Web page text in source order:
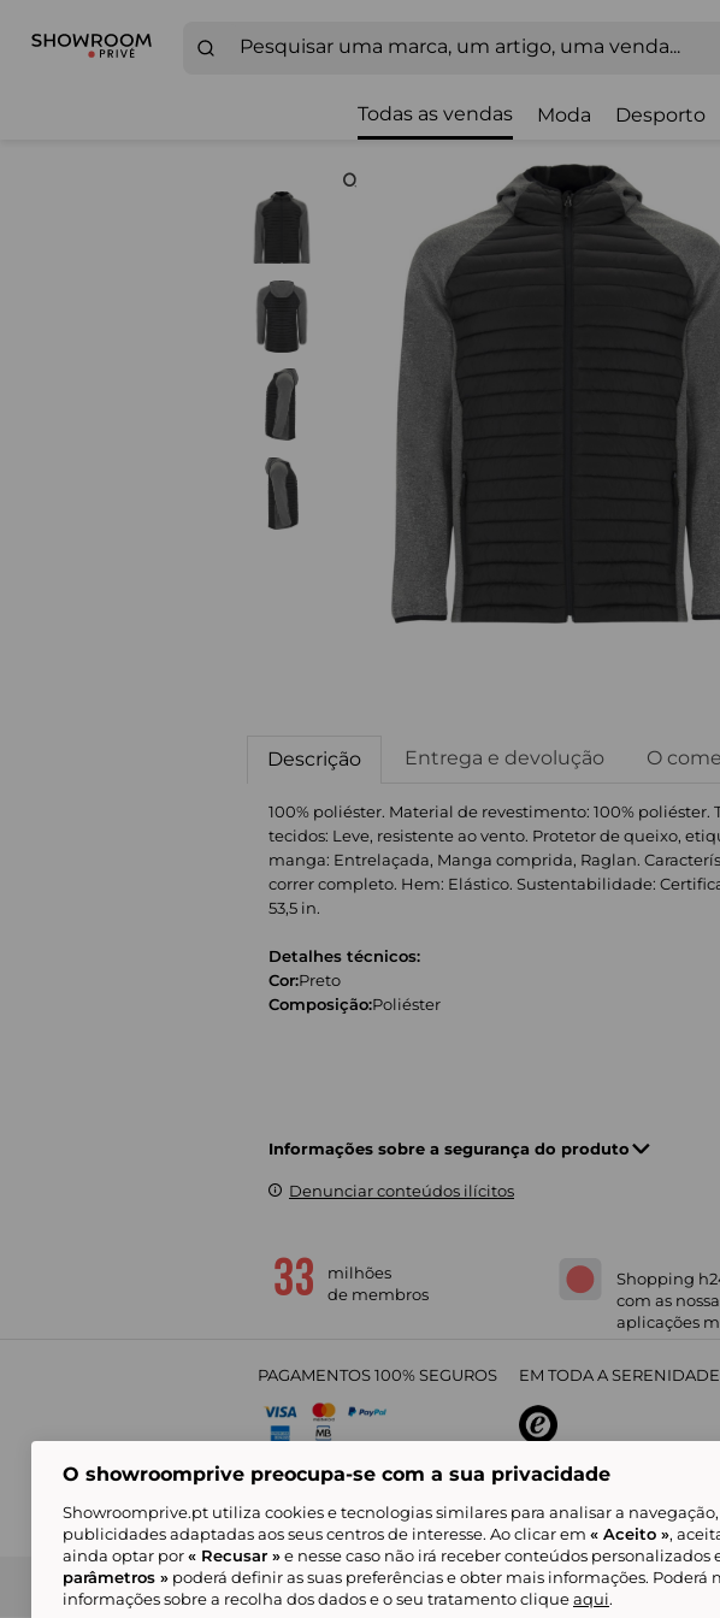
Todas as vendas Moda Desporto
Descrição Entrega e devolução O
100% poliéster. Material de revestimento: 100%
tecidos: Leve, resistente ao vento. Protetor de queixo,
manga: Entrelaçada, Manga comprida, Raglan.
correr completo. Hem: Elástico. Sustentabilidade:
53,5 in.
Detalhes técnicos:
Cor:Preto
Composição:Poliéster
Informações sobre a segurança do produto
Denunciar conteúdos ilícitos
milhões
de membros
Shopping
com as
aplicações
PAGAMENTOS 100% SEGUROS EM TODA A
4,31/5 sobre
Condições Gerais de Venda Política de Confidencialidade Livro de
de Marketplace
O showroomprive preocupa-se com a sua privacidade
Showroomprive.pt utiliza cookies e tecnologias similares para analisar a
publicidades adaptadas aos seus centros de interesse. Ao clicar em « Aceito »,
ainda optar por« Recusar »e nesse caso não irá receber conteúdos
parâmetros » poderá definir as suas preferências e obter mais informações.
informações sobre a recolha dos dados e o seu tratamento cliqueaqui.